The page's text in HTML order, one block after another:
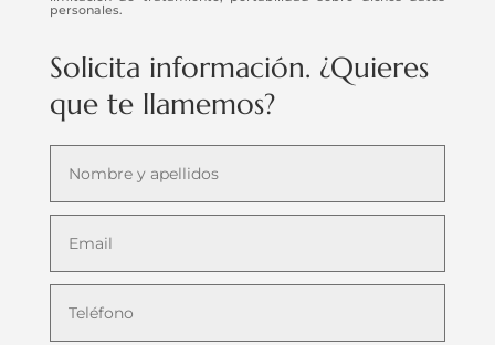
personales.
Solicita información. ¿Quieres
que te llamemos?